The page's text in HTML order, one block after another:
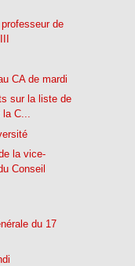
de
CA de mardi
sur la liste de
la C...
la vice-
Conseil
du 17